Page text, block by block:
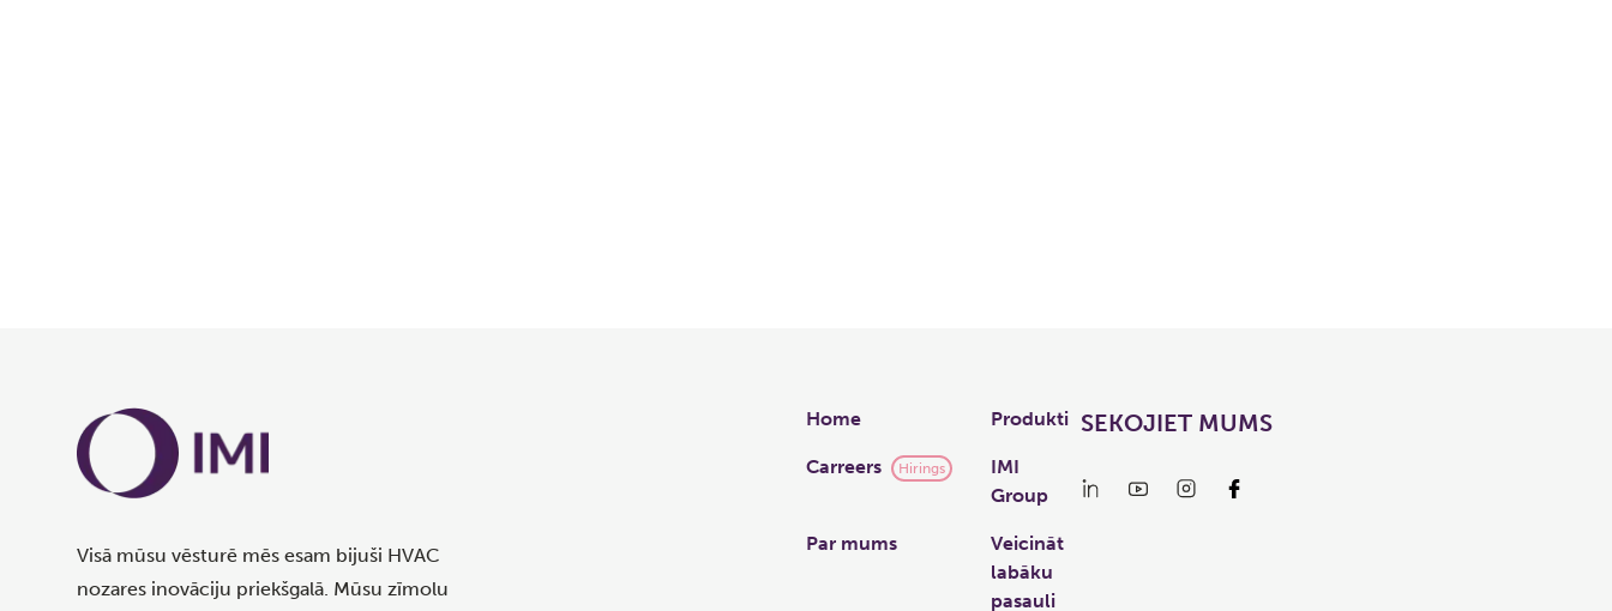
Visā mūsu vēsturē mēs esam bijuši HVAC
nozares inovāciju priekšgalā. Mūsu zīmolu
Links
Home Produkti
Carreers Hirings
IMI
Group
Par mums
Veicināt
labāku
pasauli
SEKOJIET MUMS